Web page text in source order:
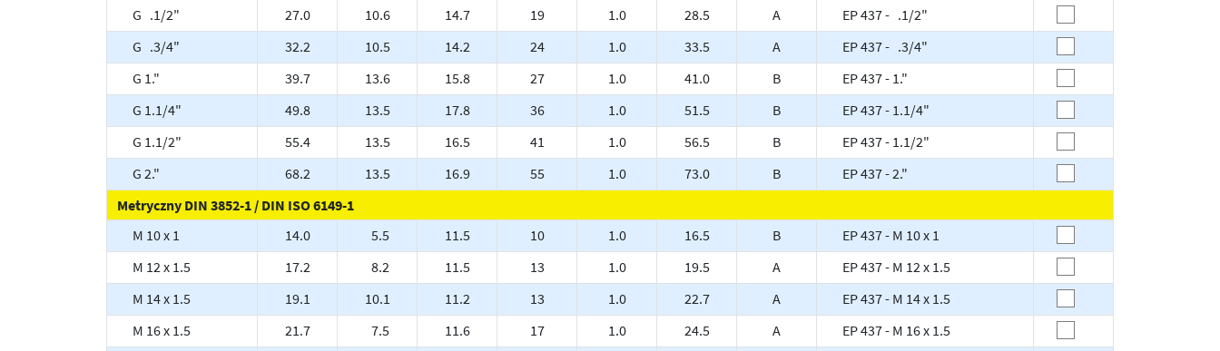
G .1/2"
27.0 10.6 14.7 19 1.0 28.5 A
EP 437 - .1/2"
G .3/4"
32.2 10.5 14.2 24 1.0 33.5 A
EP 437 - .3/4"
G 1."
39.7 13.6 15.8 27 1.0 41.0 B
EP 437 - 1."
G 1.1/4"
49.8 13.5 17.8 36 1.0 51.5 B
EP 437 - 1.1/4"
G 1.1/2"
55.4 13.5 16.5 41 1.0 56.5 B
EP 437 - 1.1/2"
G 2."
68.2 13.5 16.9 55 1.0 73.0 B
EP 437 - 2."
Metryczny DIN 3852-1 / DIN ISO 6149-1
M 10 x 1
14.0 5.5 11.5 10 1.0 16.5 B
EP 437 - M 10 x 1
M 12 x 1.5
17.2 8.2 11.5 13 1.0 19.5 A
EP 437 - M 12 x 1.5
M 14 x 1.5
19.1 10.1 11.2 13 1.0 22.7 A
EP 437 - M 14 x 1.5
M 16 x 1.5
21.7 7.5 11.6 17 1.0 24.5 A
EP 437 - M 16 x 1.5